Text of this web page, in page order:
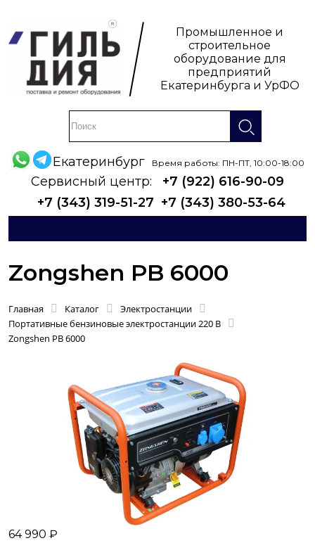
Промышленное и
строительное
оборудование для
предприятий
Екатеринбурга и УрФО
Екатеринбург Время работы: ПН-ПТ, 10:00-18:00
Сервисный центр:
+7 (922) 616-90-09
+7 (343) 319-51-27 +7 (343) 380-53-64
Zongshen PB 6000
Главная Каталог
Электростанции
Портативные бензиновые электростанции 220 В
Zongshen PB 6000
64 990 ₽